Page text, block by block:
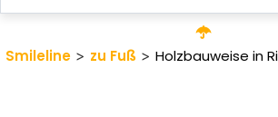
Smileline > zu Fuß > Holzbauweise in